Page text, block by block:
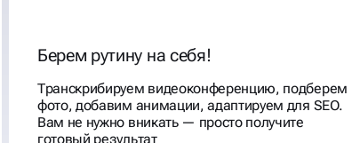
Берем рутину на себя!
Транскрибируем видеоконференцию, подберем
фото, добавим анимации, адаптируем для SEO.
Вам не нужно вникать — просто получите
готовый результат